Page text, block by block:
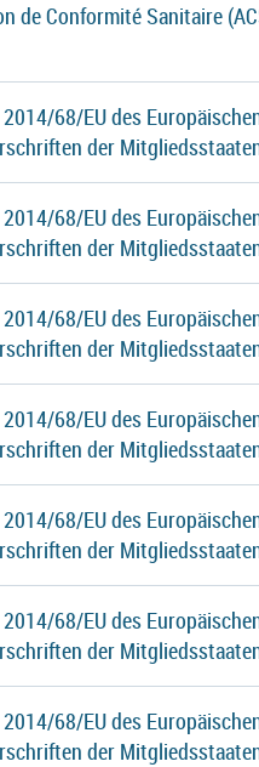
de Conformité Sanitaire
68/EU des
der
68/EU des
der
68/EU des
der
68/EU des
der
68/EU des
der
68/EU des
der
68/EU des
der